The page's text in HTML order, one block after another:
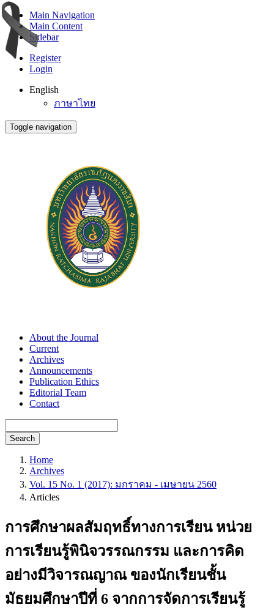
Main Navigation
Main Content
Sidebar
Register
Login
English
ภาษาไทย
Toggle navigation
About the Journal
Current
Archives
Announcements
Publication Ethics
Editorial Team
Contact
Search
Home
Archives
Vol. 15 No. 1 (2017): มกราคม - เมษายน 2560
Articles
การศึกษาผลสัมฤทธิ์ทางการเรียน หน่วย
การเรียนรู้พินิจวรรณกรรม และการคิด
อย่างมีวิจารณญาณ ของนักเรียนชั้น
มัธยมศึกษาปีที่ 6 จากการจัดการเรียนรู้